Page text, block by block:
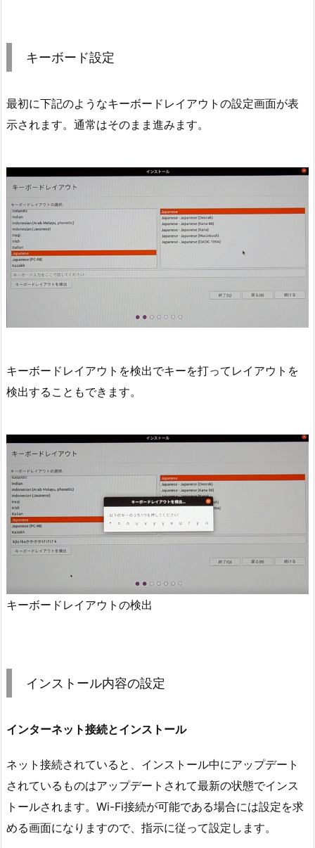
キーボード設定
最初に下記のようなキーボードレイアウトの設定画面が表
示されます。通常はそのまま進みます。
キーボードレイアウトを検出でキーを打ってレイアウトを
検出することもできます。
キーボードレイアウトの検出
インストール内容の設定
インターネット接続とインストール
ネット接続されていると、インストール中にアップデート
されているものはアップデートされて最新の状態でインス
トールされます。Wi-Fi接続が可能である場合には設定を求
める画面になりますので、指示に従って設定します。